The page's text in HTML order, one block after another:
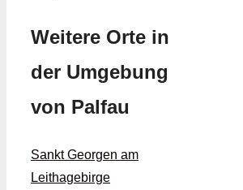
Weitere Orte in
der Umgebung
von Palfau
Sankt Georgen am
Leithagebirge